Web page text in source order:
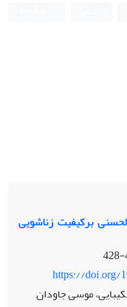
برکیفیت زناشویی
https://doi.org/
موسی جاودان